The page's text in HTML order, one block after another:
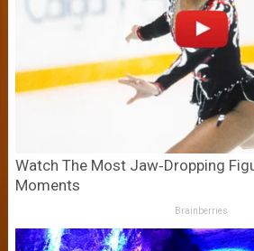
Watch The Most Jaw‑Dropping
Moments
Brainberries